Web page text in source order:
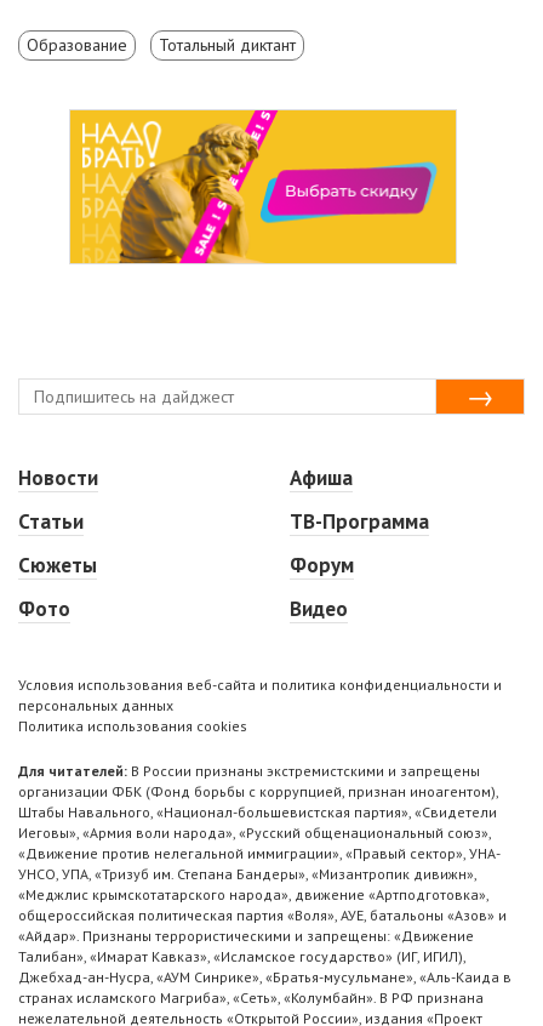
Образование Тотальный диктант
Новости
Статьи
Сюжеты
Фото
Афиша
ТВ-Программа
Форум
Видео
Условия использования веб-сайта и политика конфиденциальности и
персональных данных
Политика использования cookies
Для читателей: В России признаны экстремистскими и запрещены
организации ФБК (Фонд борьбы с коррупцией, признан иноагентом),
Штабы Навального, «Национал-большевистская партия», «Свидетели
Иеговы», «Армия воли народа», «Русский общенациональный союз»,
«Движение против нелегальной иммиграции», «Правый сектор», УНА-
УНСО, УПА, «Тризуб им. Степана Бандеры», «Мизантропик дивижн»,
«Меджлис крымскотатарского народа», движение «Артподготовка»,
общероссийская политическая партия «Воля», АУЕ, батальоны «Азов» и
«Айдар». Признаны террористическими и запрещены: «Движение
Талибан», «Имарат Кавказ», «Исламское государство» (ИГ, ИГИЛ),
Джебхад-ан-Нусра, «АУМ Синрике», «Братья-мусульмане», «Аль-Каида в
странах исламского Магриба», «Сеть», «Колумбайн». В РФ признана
нежелательной деятельность «Открытой России», издания «Проект